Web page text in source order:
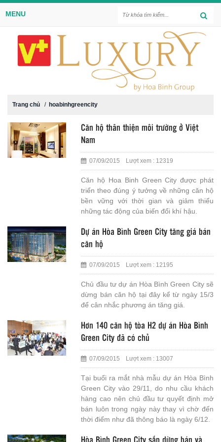
MENU
Trang chủ / hoabinhgreencity
Căn hộ thân thiện môi trường ở Việt
Nam
07/09/2015 Lượt xem : 12319
Căn hộ Hoa Binh Green City được phát
triển theo đúng ý tưởng về những căn hộ
bền vững với thời gian và giảm thiểu
những tác động của biến đổi khí hậu.
Dự án Hòa Bình Green City tăng giá bán
căn hộ
07/09/2015 Lượt xem : 12195
Chủ đầu tư dự án Hòa Bình Green City sẽ
dừng bán căn hộ tại đây kể từ ngày 15/3
để cân nhắc phương án tăng giá.
Hơn 140 căn hộ tòa H2 dự án Hòa Bình
Green City đã có chủ
07/09/2015 Lượt xem : 13007
Tại buổi ra mắt nhà mẫu dự án Hòa Bình
Green City vào 29/11, do nhu cầu khách
hàng cao nên chủ đầu tư quyết định mở
bán luôn trong ngày này thay vì chờ đến
thời điểm như đã thông báo là ngày 6/12.